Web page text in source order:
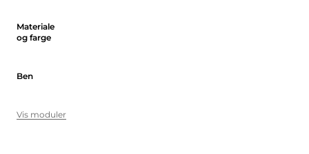
Materiale
og farge
Ben
Vis moduler